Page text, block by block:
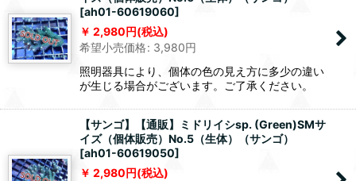
[ah01-60619060]
2,980円(税込)
希望小売価格: 3,980円
照明器具により、個体の色の見え方に多少の違い
が生じる場合がございます。ご了承ください。
【サンゴ】【通販】ミドリイシsp. (Green)SMサ
イズ（個体販売）No.5（生体）（サンゴ）
[ah01-60619050]
2,980円(税込)